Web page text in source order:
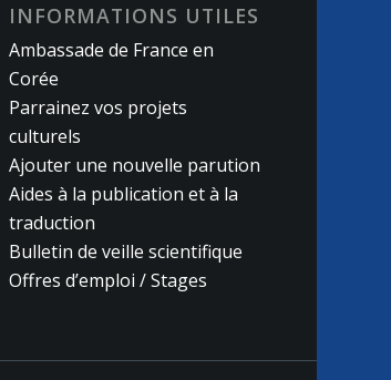
INFORMATIONS UTILES
Ambassade de France en
Corée
Parrainez vos projets
culturels
Ajouter une nouvelle parution
Aides à la publication et à la
traduction
Bulletin de veille scientifique
Offres d’emploi / Stages